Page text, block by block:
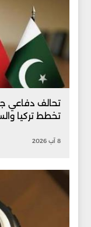
تحالف دفاعي
تخطط تركيا
8 آب 2026